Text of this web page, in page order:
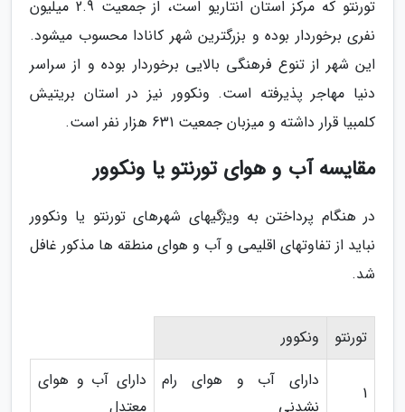
تورنتو که مرکز استان انتاریو است، از جمعیت 2.9 میلیون
نفری برخوردار بوده و بزرگ­ترین شهر کانادا محسوب می­شود.
این شهر از تنوع فرهنگی بالایی برخوردار بوده و از سراسر
دنیا مهاجر پذیرفته است. ونکوور نیز در استان بریتیش
کلمبیا قرار داشته و میزبان جمعیت 631 هزار نفر است.
مقایسه آب و هوای تورنتو یا ونکوور
در هنگام پرداختن به ویژگی­های شهرهای تورنتو یا ونکوور
نباید از تفاوت­های اقلیمی و آب و هوای منطقه ها مذکور غافل
شد.
تورنتو ونکوور
1
دارای آب و هوای رام
نشدنی
دارای آب و هوای
معتدل